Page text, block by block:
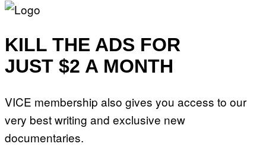
KILL THE ADS FOR
JUST $2 A MONTH
VICE membership also gives you access to our
very best writing and exclusive new
documentaries.